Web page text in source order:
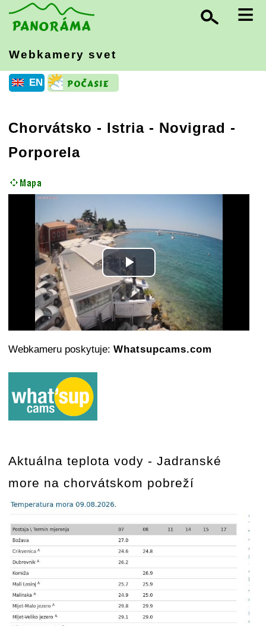
≡
Webkamery svet
EN
Chorvátsko - Istria - Novigrad -
Porporela
Play
Video
Webkameru poskytuje: Whatsupcams.com
Aktuálna teplota vody - Jadranské
more na chorvátskom pobreží